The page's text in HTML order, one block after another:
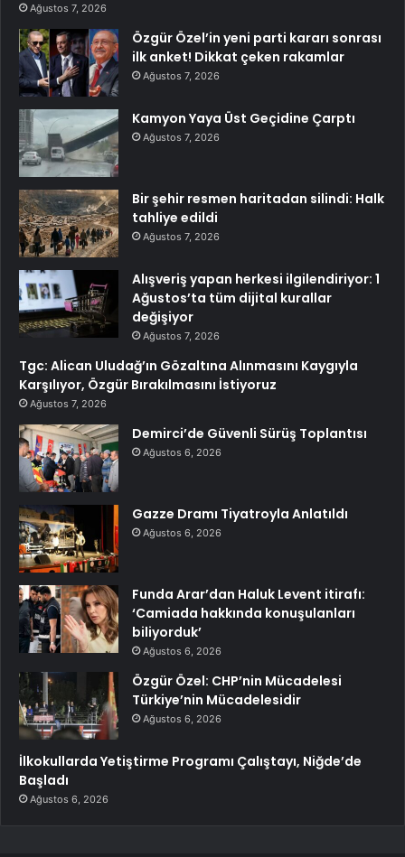
Ağustos 7, 2026
Özgür Özel’in yeni parti kararı sonrası
ilk anket! Dikkat çeken rakamlar
Ağustos 7, 2026
Kamyon Yaya Üst Geçidine Çarptı
Ağustos 7, 2026
Bir şehir resmen haritadan silindi: Halk
tahliye edildi
Ağustos 7, 2026
Alışveriş yapan herkesi ilgilendiriyor: 1
Ağustos’ta tüm dijital kurallar
değişiyor
Ağustos 7, 2026
Tgc: Alican Uludağ’ın Gözaltına Alınmasını Kaygıyla
Karşılıyor, Özgür Bırakılmasını İstiyoruz
Ağustos 7, 2026
Demirci’de Güvenli Sürüş Toplantısı
Ağustos 6, 2026
Gazze Dramı Tiyatroyla Anlatıldı
Ağustos 6, 2026
Funda Arar’dan Haluk Levent itirafı:
‘Camiada hakkında konuşulanları
biliyorduk’
Ağustos 6, 2026
Özgür Özel: CHP’nin Mücadelesi
Türkiye’nin Mücadelesidir
Ağustos 6, 2026
İlkokullarda Yetiştirme Programı Çalıştayı, Niğde’de
Başladı
Ağustos 6, 2026